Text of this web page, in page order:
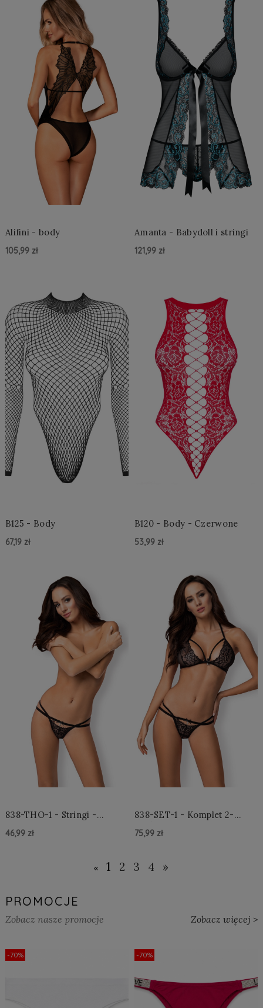
Alifini - body
105,99 zł
Amanta - Babydoll i stringi
121,99 zł
B125 - Body
67,19 zł
B120 - Body - Czerwone
53,99 zł
838-THO-1 - Stringi -
46,99 zł
838-SET-1 - Komplet 2-
75,99 zł
Do Koszyka »
« 1 2 3 4 »
PROMOCJE
Zobacz nasze promocje Zobacz więcej >
-70% -70%